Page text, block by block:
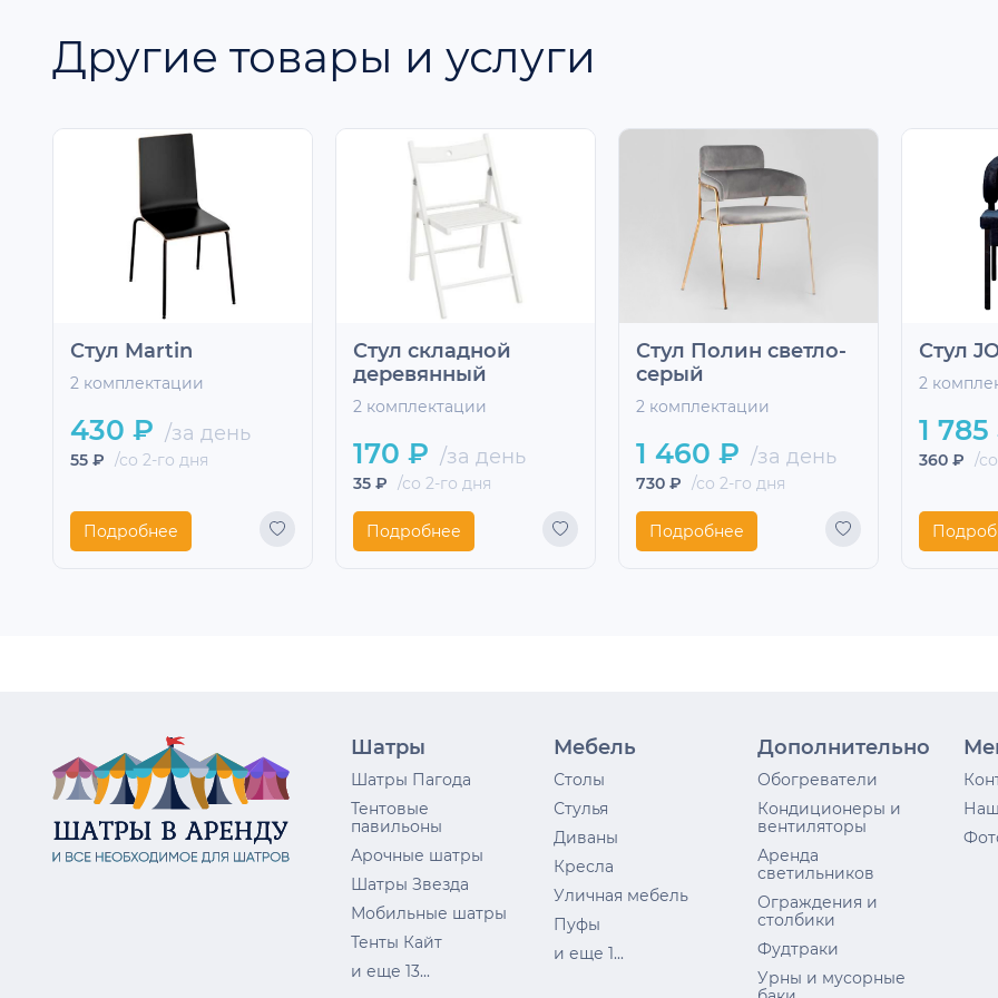
Другие товары и услуги
Стул Martin
2 комплектации
430 ₽ /за день
55 ₽ /со 2-го дня
Подробнее
Стул складной
деревянный
2 комплектации
170 ₽ /за день
35 ₽ /со 2-го дня
Подробнее
Стул Полин светло-
серый
2 комплектации
1 460 ₽ /за день
730 ₽ /со 2-го дня
Подробнее
Стул
2
1
360 ₽ /
Шатры
Шатры Пагода
Тентовые
павильоны
Арочные шатры
Шатры Звезда
Мобильные шатры
Тенты Кайт
и еще 13...
Мебель
Столы
Стулья
Диваны
Кресла
Уличная мебель
Пуфы
и еще 1...
Дополнительно
Обогреватели
Кондиционеры и
вентиляторы
Аренда
светильников
Ограждения и
столбики
Фудтраки
Урны и мусорные